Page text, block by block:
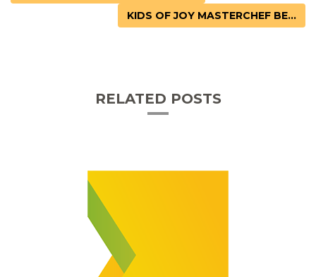
KIDS OF JOY MASTERCHEF BE...
RELATED POSTS